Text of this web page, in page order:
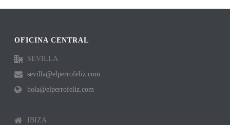
OFICINA CENTRAL
SEVILLA
sevilla@elperrofeliz.com
hola@elperrofeliz.com
IBIZA